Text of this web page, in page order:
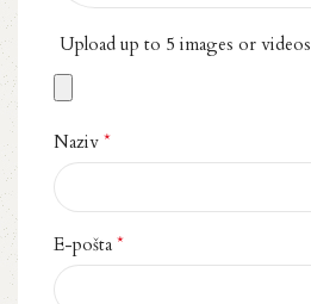
Upload up to 5 images or videos
Naziv *
E-pošta *